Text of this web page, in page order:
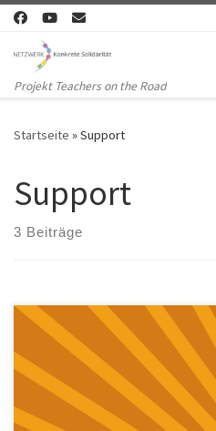
Zum Inhalt springen
Projekt Teachers on the Road
Startseite »Support
Support
3 Beiträge
Das Interview von Timur Beygo mit
über das Projekt Teachers on the